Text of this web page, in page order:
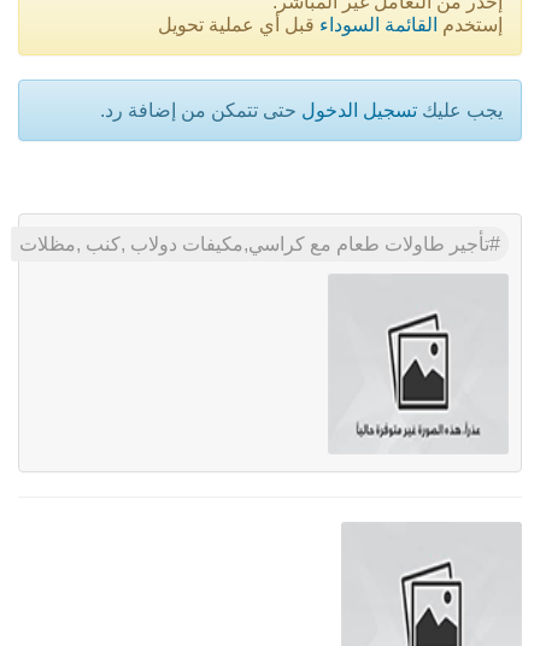
إستخدم القائمة السوداء قبل أي عملية تحويل
يجب عليك تسجيل الدخول حتى تتمكن من إضافة رد.
تأجير طاولات طعام مع كراسي,مكيفات دولاب ,كنب ,مظلات